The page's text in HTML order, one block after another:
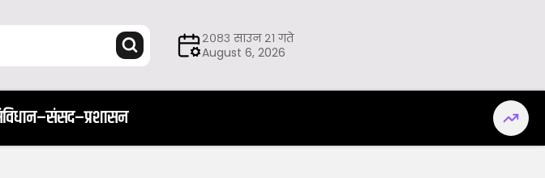
२०८३ साउन २१ गते
August 6, 2026